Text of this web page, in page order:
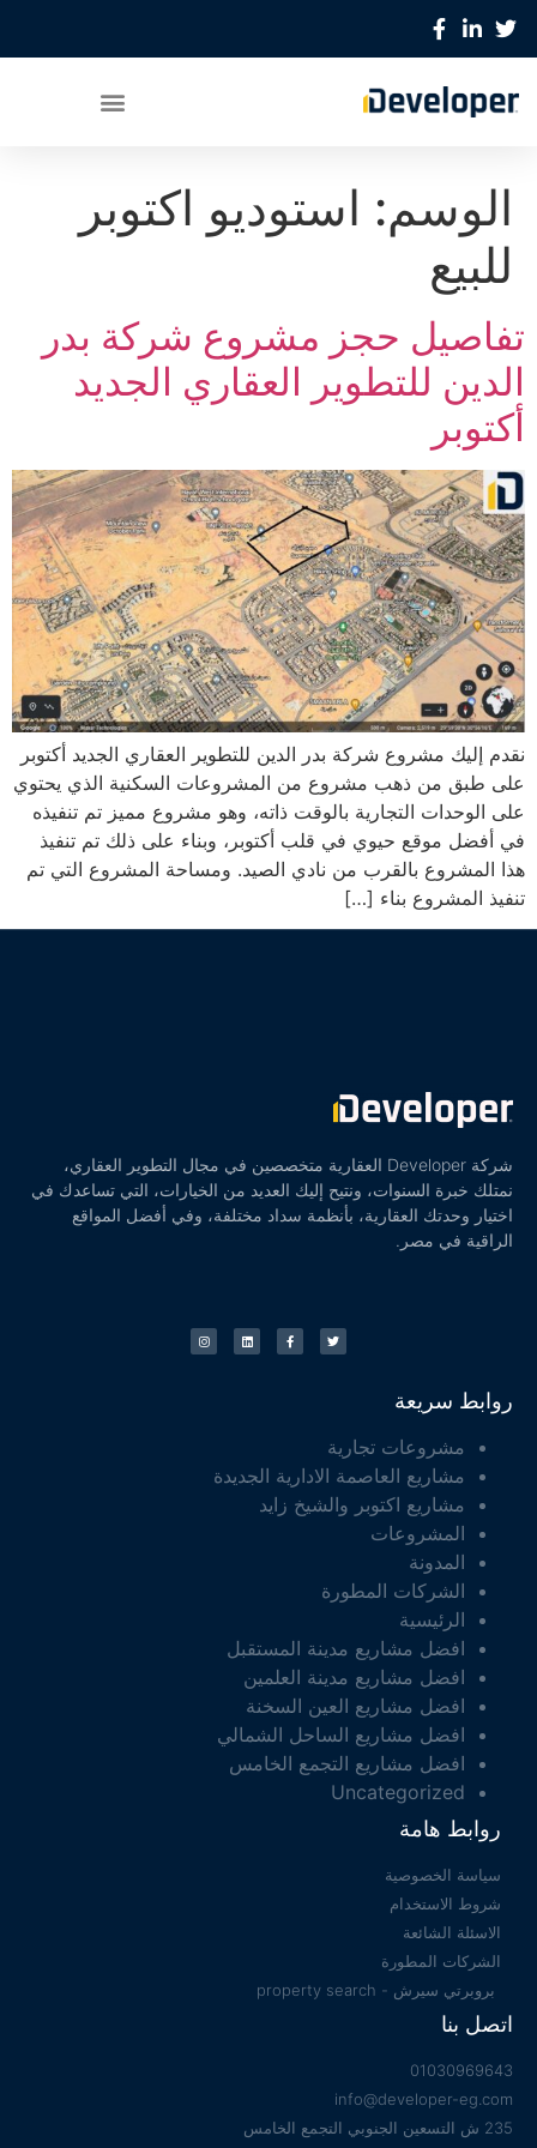
الوسم: استوديو اكتوبر
للبيع
تفاصيل حجز مشروع شركة بدر
الدين للتطوير العقاري الجديد
أكتوبر
نقدم إليك مشروع شركة بدر الدين للتطوير العقاري الجديد أكتوبر
على طبق من ذهب مشروع من المشروعات السكنية الذي يحتوي
على الوحدات التجارية بالوقت ذاته، وهو مشروع مميز تم تنفيذه
في أفضل موقع حيوي في قلب أكتوبر، وبناء على ذلك تم تنفيذ
هذا المشروع بالقرب من نادي الصيد. ومساحة المشروع التي تم
تنفيذ المشروع بناء […]
شركة Developer العقارية متخصصين في مجال التطوير العقاري،
نمتلك خبرة السنوات، ونتيح إليك العديد من الخيارات، التي تساعدك في
اختيار وحدتك العقارية، بأنظمة سداد مختلفة، وفي أفضل المواقع
الراقية في مصر.
روابط سريعة
مشروعات تجارية
مشاريع العاصمة الادارية الجديدة
مشاريع اكتوبر والشيخ زايد
المشروعات
المدونة
الشركات المطورة
الرئيسية
افضل مشاريع مدينة المستقبل
افضل مشاريع مدينة العلمين
افضل مشاريع العين السخنة
افضل مشاريع الساحل الشمالي
افضل مشاريع التجمع الخامس
Uncategorized
روابط هامة
سياسة الخصوصية
شروط الاستخدام
الاسئلة الشائعة
الشركات المطورة
بروبرتي سيرش - property search
اتصل بنا
01030969643
info@developer-eg.com
235 ش التسعين الجنوبي التجمع الخامس